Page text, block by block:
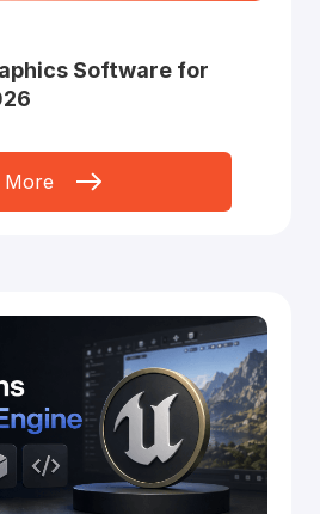
Software for
More